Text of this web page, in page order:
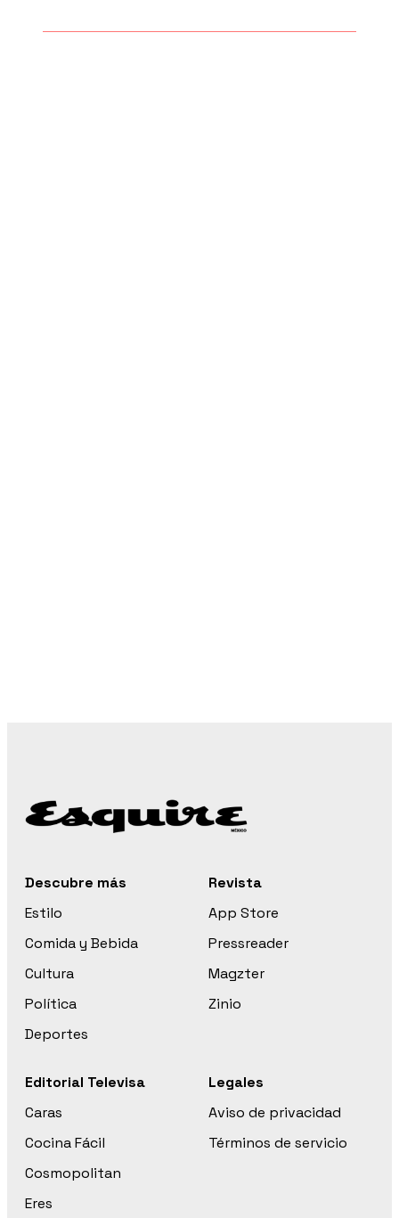
Descubre más
Estilo
Comida y Bebida
Cultura
Política
Deportes
Revista
App Store
Pressreader
Magzter
Zinio
Editorial Televisa
Caras
Cocina Fácil
Cosmopolitan
Eres
Legales
Aviso de privacidad
Términos de servicio